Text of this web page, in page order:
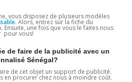
vous disposez de plusieurs modèles
. Alors, entrez sur la fiche du
une fois que vous le faites nous
pour vous!
de faire de la publicité avec un
Sénégal?
de cet objet un support de publicité.
en procurer chez nous à moindre coût.